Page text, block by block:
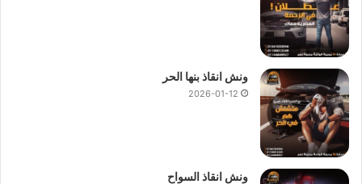
ونش انقاذ بنها الحر
2026-01-12
ونش انقاذ السواح